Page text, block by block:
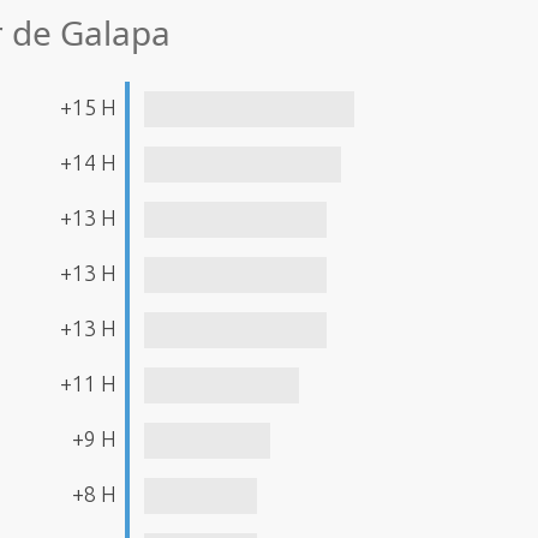
Galapa
+15 H
+14 H
+13 H
+13 H
+13 H
+11 H
+9 H
+8 H